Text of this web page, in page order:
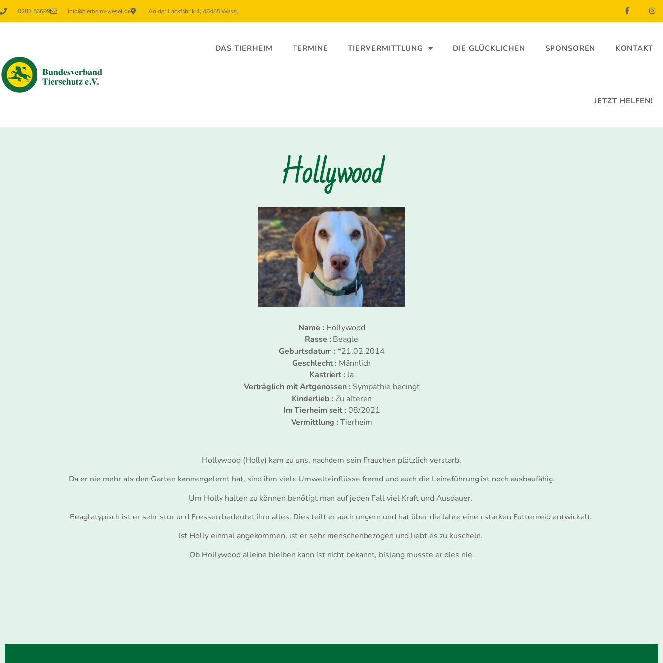
0281 56699 info@tierheim-wesel.de An der Lackfabrik 4, 46485 Wesel
DAS TIERHEIM TERMINE TIERVERMITTLUNG DIE GLÜCKLICHEN SPONSOREN KONTAKT
JETZT HELFEN!
Hollywood
Name : Hollywood
Rasse : Beagle
Geburtsdatum : *21.02.2014
Geschlecht : Männlich
Kastriert : Ja
Verträglich mit Artgenossen : Sympathie bedingt
Kinderlieb : Zu älteren
Im Tierheim seit : 08/2021
Vermittlung : Tierheim
Hollywood (Holly) kam zu uns, nachdem sein Frauchen plötzlich verstarb.
Da er nie mehr als den Garten kennengelernt hat, sind ihm viele Umwelteinflüsse fremd und auch die Leineführung ist noch ausbaufähig.
Um Holly halten zu können benötigt man auf jeden Fall viel Kraft und Ausdauer.
Beagletypisch ist er sehr stur und Fressen bedeutet ihm alles. Dies teilt er auch ungern und hat über die Jahre einen starken Futterneid entwickelt.
Ist Holly einmal angekommen, ist er sehr menschenbezogen und liebt es zu kuscheln.
Ob Hollywood alleine bleiben kann ist nicht bekannt, bislang musste er dies nie.